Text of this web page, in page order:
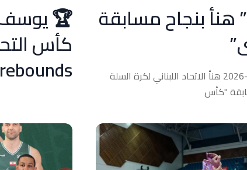
هنأ بنجاح مسابقة
خير انطلاقة لموسم 2025-2026 هنأ الاتحاد اللبناني لكرة السلة
"كأس
rebounds,…